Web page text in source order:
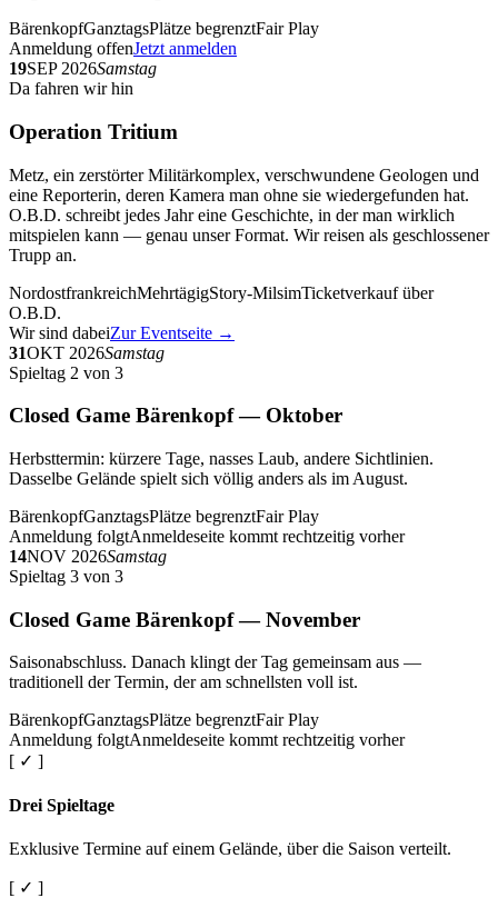
BärenkopfGanztagsPlätze begrenztFair Play
Anmeldung offenJetzt anmelden
19SEP 2026Samstag
Da fahren wir hin
Operation Tritium
Metz, ein zerstörter Militärkomplex, verschwundene Geologen und
eine Reporterin, deren Kamera man ohne sie wiedergefunden hat.
O.B.D. schreibt jedes Jahr eine Geschichte, in der man wirklich
mitspielen kann — genau unser Format. Wir reisen als geschlossener
Trupp an.
NordostfrankreichMehrtägigStory-MilsimTicketverkauf über
O.B.D.
Wir sind dabeiZur Eventseite →
31OKT 2026Samstag
Spieltag 2 von 3
Closed Game Bärenkopf — Oktober
Herbsttermin: kürzere Tage, nasses Laub, andere Sichtlinien.
Dasselbe Gelände spielt sich völlig anders als im August.
BärenkopfGanztagsPlätze begrenztFair Play
Anmeldung folgtAnmeldeseite kommt rechtzeitig vorher
14NOV 2026Samstag
Spieltag 3 von 3
Closed Game Bärenkopf — November
Saisonabschluss. Danach klingt der Tag gemeinsam aus —
traditionell der Termin, der am schnellsten voll ist.
BärenkopfGanztagsPlätze begrenztFair Play
Anmeldung folgtAnmeldeseite kommt rechtzeitig vorher
[ ✓ ]
Drei Spieltage
Exklusive Termine auf einem Gelände, über die Saison verteilt.
[ ✓ ]